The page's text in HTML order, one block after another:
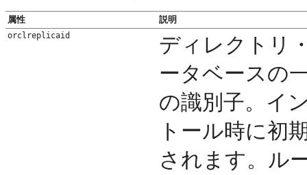
属性 説明
orclreplicaid
ディレクトリ
ータベースの
の識別子。イ
トール時に初
されます。ル